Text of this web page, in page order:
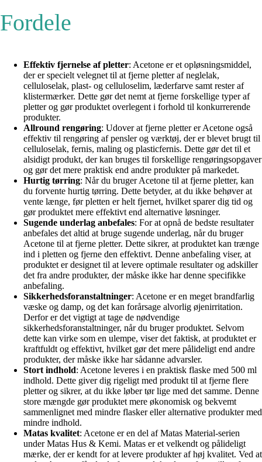
Fordele
Effektiv fjernelse af pletter: Acetone er et opløsningsmiddel,
der er specielt velegnet til at fjerne pletter af neglelak,
celluloselak, plast- og celluloselim, læderfarve samt rester af
klistermærker. Dette gør det nemt at fjerne forskellige typer af
pletter og gør produktet overlegent i forhold til konkurrerende
produkter.
Allround rengøring: Udover at fjerne pletter er Acetone også
effektiv til rengøring af pensler og værktøj, der er blevet brugt til
celluloselak, fernis, maling og plasticfernis. Dette gør det til et
alsidigt produkt, der kan bruges til forskellige rengøringsopgaver
og gør det mere praktisk end andre produkter på markedet.
Hurtig tørring: Når du bruger Acetone til at fjerne pletter, kan
du forvente hurtig tørring. Dette betyder, at du ikke behøver at
vente længe, før pletten er helt fjernet, hvilket sparer dig tid og
gør produktet mere effektivt end alternative løsninger.
Sugende underlag anbefales: For at opnå de bedste resultater
anbefales det altid at bruge sugende underlag, når du bruger
Acetone til at fjerne pletter. Dette sikrer, at produktet kan trænge
ind i pletten og fjerne den effektivt. Denne anbefaling viser, at
produktet er designet til at levere optimale resultater og adskiller
det fra andre produkter, der måske ikke har denne specifikke
anbefaling.
Sikkerhedsforanstaltninger: Acetone er en meget brandfarlig
væske og damp, og det kan forårsage alvorlig øjenirritation.
Derfor er det vigtigt at tage de nødvendige
sikkerhedsforanstaltninger, når du bruger produktet. Selvom
dette kan virke som en ulempe, viser det faktisk, at produktet er
kraftfuldt og effektivt, hvilket gør det mere pålideligt end andre
produkter, der måske ikke har sådanne advarsler.
Stort indhold: Acetone leveres i en praktisk flaske med 500 ml
indhold. Dette giver dig rigeligt med produkt til at fjerne flere
pletter og sikrer, at du ikke løber tør lige med det samme. Denne
store mængde gør produktet mere økonomisk og bekvemt
sammenlignet med mindre flasker eller alternative produkter med
mindre indhold.
Matas kvalitet: Acetone er en del af Matas Material-serien
under Matas Hus & Kemi. Matas er et velkendt og pålideligt
mærke, der er kendt for at levere produkter af høj kvalitet. Ved at